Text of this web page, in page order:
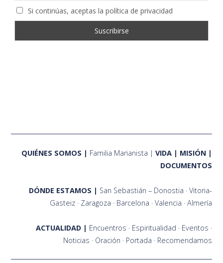
Si continúas, aceptas la política de privacidad
QUIÉNES SOMOS Familia Marianista VIDA
MISIÓN
DOCUMENTOS
DÓNDE ESTAMOS San Sebastián – Donostia
Vitoria-
Gasteiz
Zaragoza Barcelona Valencia Almería
ACTUALIDAD Encuentros Espiritualidad
Eventos
Noticias
Oración Portada Recomendamos